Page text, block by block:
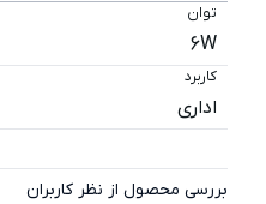
توان
6W
کاربرد
اداری
بررسی محصول از نظر کاربران